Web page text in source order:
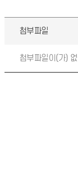
첨부파일
첨부파일이(가)